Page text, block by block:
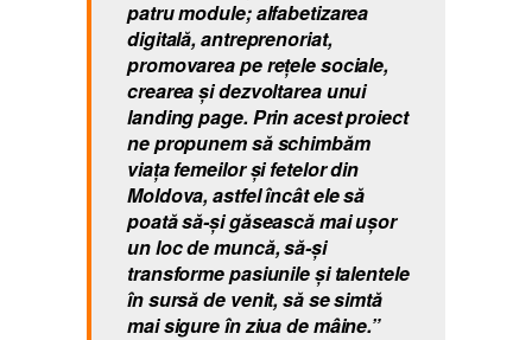
patru module; alfabetizarea
digitală, antreprenoriat,
promovarea pe rețele sociale,
crearea şi dezvoltarea unui
landing page. Prin acest proiect
ne propunem să schimbăm
viaţa femeilor şi fetelor din
Moldova, astfel încât ele să
poată să-şi găsească mai uşor
un loc de muncă, să-şi
transforme pasiunile şi talentele
în sursă de venit, să se simtă
mai sigure în ziua de mâine.”